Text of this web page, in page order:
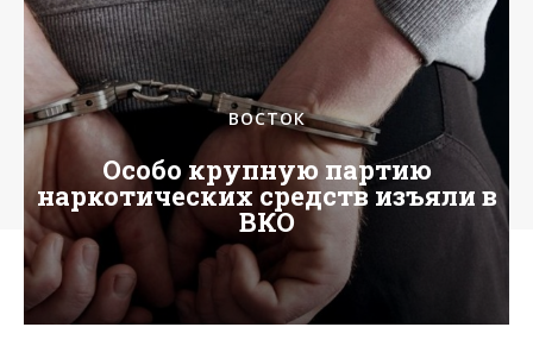
ВОСТОК
Особо крупную партию
наркотических средств изъяли в
ВКО